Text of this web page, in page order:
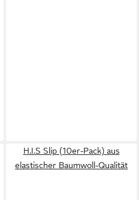
H.I.S Slip (10er-Pack) aus
elastischer Baumwoll-Qualität